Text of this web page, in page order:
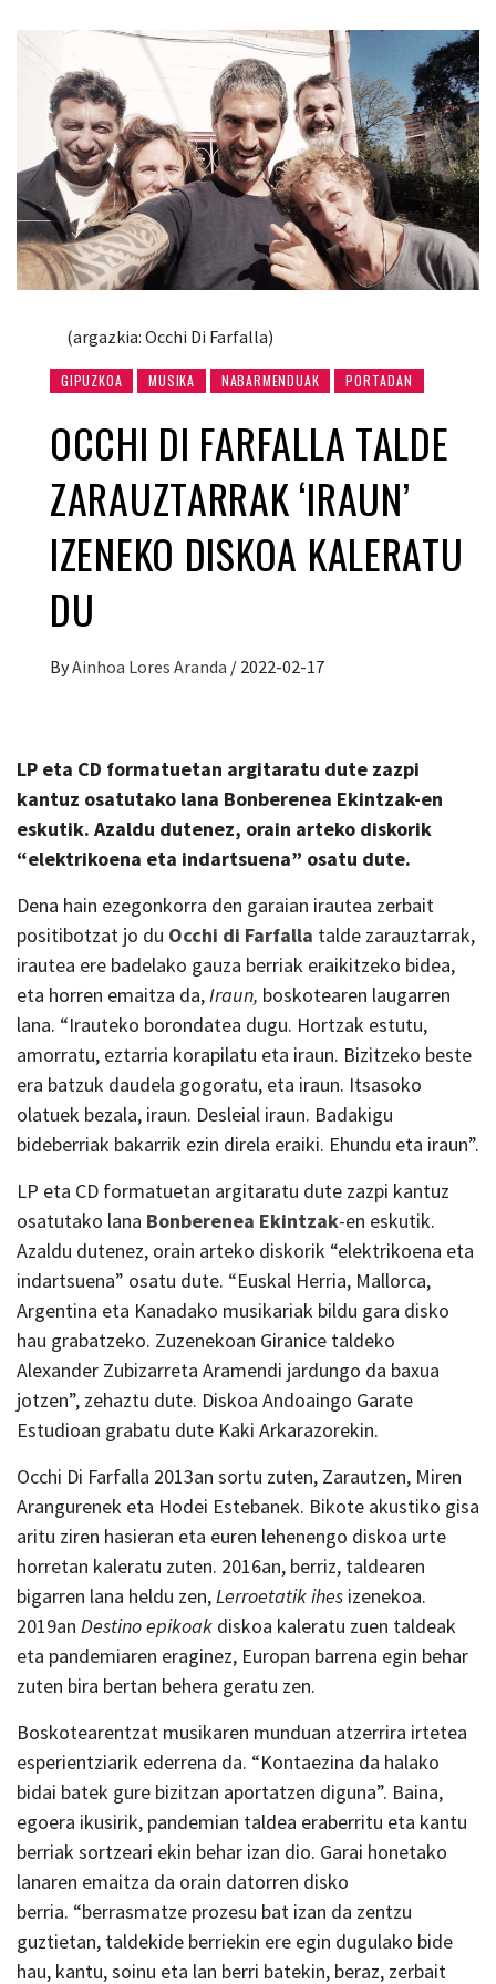
(argazkia: Occhi Di Farfalla)
GIPUZKOA MUSIKA NABARMENDUAK PORTADAN
OCCHI DI FARFALLA TALDE
ZARAUZTARRAK ‘IRAUN’
IZENEKO DISKOA KALERATU
DU
ByAinhoa Lores Aranda / 2022-02-17
LP eta CD formatuetan argitaratu dute zazpi
kantuz osatutako lana Bonberenea Ekintzak-en
eskutik. Azaldu dutenez, orain arteko diskorik
“elektrikoena eta indartsuena” osatu dute.
Dena hain ezegonkorra den garaian irautea zerbait
positibotzat jo du Occhi di Farfalla talde zarauztarrak,
irautea ere badelako gauza berriak eraikitzeko bidea,
eta horren emaitza da,Iraun, boskotearen laugarren
lana. “Irauteko borondatea dugu. Hortzak estutu,
amorratu, eztarria korapilatu eta iraun. Bizitzeko beste
era batzuk daudela gogoratu, eta iraun. Itsasoko
olatuek bezala, iraun. Desleial iraun. Badakigu
bideberriak bakarrik ezin direla eraiki. Ehundu eta iraun”.
LP eta CD formatuetan argitaratu dute zazpi kantuz
osatutako lana Bonberenea Ekintzak-en eskutik.
Azaldu dutenez, orain arteko diskorik “elektrikoena eta
indartsuena” osatu dute. “Euskal Herria, Mallorca,
Argentina eta Kanadako musikariak bildu gara disko
hau grabatzeko. Zuzenekoan Giranice taldeko
Alexander Zubizarreta Aramendi jardungo da baxua
jotzen”, zehaztu dute. Diskoa Andoaingo Garate
Estudioan grabatu dute Kaki Arkarazorekin.
Occhi Di Farfalla 2013an sortu zuten, Zarautzen, Miren
Arangurenek eta Hodei Estebanek. Bikote akustiko gisa
aritu ziren hasieran eta euren lehenengo diskoa urte
horretan kaleratu zuten. 2016an, berriz, taldearen
bigarren lana heldu zen,Lerroetatik ihes izenekoa.
2019an Destino epikoak diskoa kaleratu zuen taldeak
eta pandemiaren eraginez, Europan barrena egin behar
zuten bira bertan behera geratu zen.
Boskotearentzat musikaren munduan atzerrira irtetea
esperientziarik ederrena da. “Kontaezina da halako
bidai batek gure bizitzan aportatzen diguna”. Baina,
egoera ikusirik, pandemian taldea eraberritu eta kantu
berriak sortzeari ekin behar izan dio. Garai honetako
lanaren emaitza da orain datorren disko
berria. “berrasmatze prozesu bat izan da zentzu
guztietan, taldekide berriekin ere egin dugulako bide
hau, kantu, soinu eta lan berri batekin, beraz, zerbait